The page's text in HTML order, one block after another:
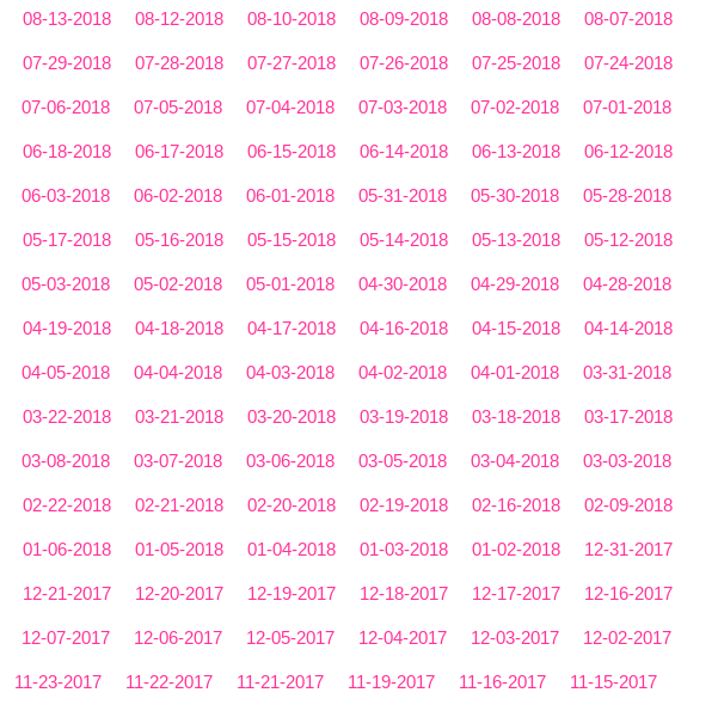
08-13-2018 08-12-2018 08-10-2018 08-09-2018 08-08-2018 08-07-2018
07-29-2018 07-28-2018 07-27-2018 07-26-2018 07-25-2018 07-24-2018
07-06-2018 07-05-2018 07-04-2018 07-03-2018 07-02-2018 07-01-2018
06-18-2018 06-17-2018 06-15-2018 06-14-2018 06-13-2018 06-12-2018
06-03-2018 06-02-2018 06-01-2018 05-31-2018 05-30-2018 05-28-2018
05-17-2018 05-16-2018 05-15-2018 05-14-2018 05-13-2018 05-12-2018
05-03-2018 05-02-2018 05-01-2018 04-30-2018 04-29-2018 04-28-2018
04-19-2018 04-18-2018 04-17-2018 04-16-2018 04-15-2018 04-14-2018
04-05-2018 04-04-2018 04-03-2018 04-02-2018 04-01-2018 03-31-2018
03-22-2018 03-21-2018 03-20-2018 03-19-2018 03-18-2018 03-17-2018
03-08-2018 03-07-2018 03-06-2018 03-05-2018 03-04-2018 03-03-2018
02-22-2018 02-21-2018 02-20-2018 02-19-2018 02-16-2018 02-09-2018
01-06-2018 01-05-2018 01-04-2018 01-03-2018 01-02-2018 12-31-2017
12-21-2017 12-20-2017 12-19-2017 12-18-2017 12-17-2017 12-16-2017
12-07-2017 12-06-2017 12-05-2017 12-04-2017 12-03-2017 12-02-2017
11-23-2017 11-22-2017 11-21-2017 11-19-2017 11-16-2017 11-15-2017